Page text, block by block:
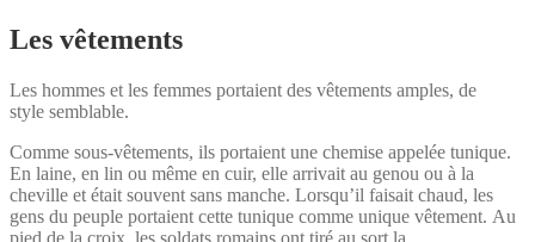
Les vêtements
Les hommes et les femmes portaient des vêtements amples, de
style semblable.
Comme sous-vêtements, ils portaient une chemise appelée tunique.
En laine, en lin ou même en cuir, elle arrivait au genou ou à la
cheville et était souvent sans manche. Lorsqu’il faisait chaud, les
gens du peuple portaient cette tunique comme unique vêtement. Au
pied de la croix, les soldats romains ont tiré au sort la